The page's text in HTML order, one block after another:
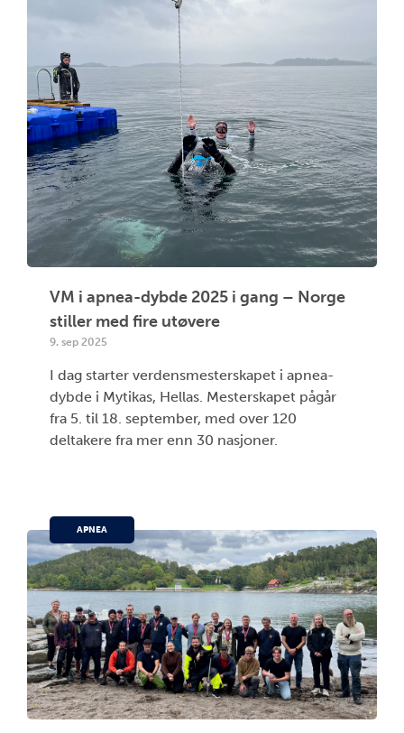
VM i apnea-dybde 2025 i gang – Norge
stiller med fire utøvere
9. sep 2025
I dag starter verdensmesterskapet i apnea-
dybde i Mytikas, Hellas. Mesterskapet pågår
fra 5. til 18. september, med over 120
deltakere fra mer enn 30 nasjoner.
APNEA